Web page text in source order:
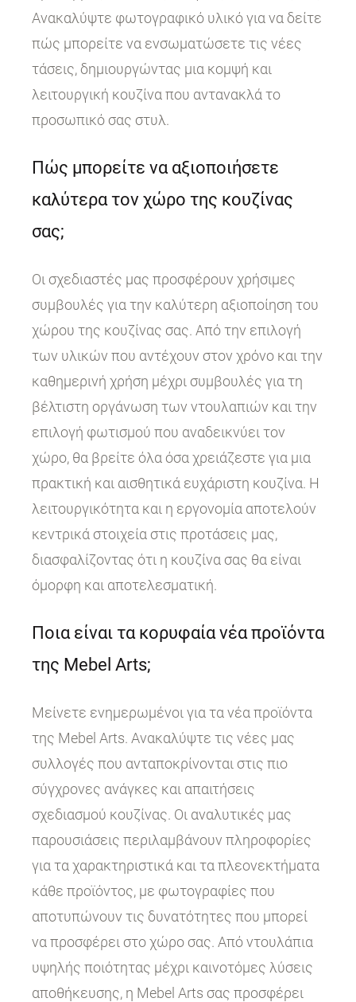
Ανακαλύψτε φωτογραφικό υλικό για να δείτε
πώς μπορείτε να ενσωματώσετε τις νέες
τάσεις, δημιουργώντας μια κομψή και
λειτουργική κουζίνα που αντανακλά το
προσωπικό σας στυλ.
Πώς μπορείτε να αξιοποιήσετε
καλύτερα τον χώρο της κουζίνας
σας;
Οι σχεδιαστές μας προσφέρουν χρήσιμες
συμβουλές για την καλύτερη αξιοποίηση του
χώρου της κουζίνας σας. Από την επιλογή
των υλικών που αντέχουν στον χρόνο και την
καθημερινή χρήση μέχρι συμβουλές για τη
βέλτιστη οργάνωση των ντουλαπιών και την
επιλογή φωτισμού που αναδεικνύει τον
χώρο, θα βρείτε όλα όσα χρειάζεστε για μια
πρακτική και αισθητικά ευχάριστη κουζίνα. Η
λειτουργικότητα και η εργονομία αποτελούν
κεντρικά στοιχεία στις προτάσεις μας,
διασφαλίζοντας ότι η κουζίνα σας θα είναι
όμορφη και αποτελεσματική.
Ποια είναι τα κορυφαία νέα προϊόντα
της Mebel Arts;
Μείνετε ενημερωμένοι για τα νέα προϊόντα
της Mebel Arts. Ανακαλύψτε τις νέες μας
συλλογές που ανταποκρίνονται στις πιο
σύγχρονες ανάγκες και απαιτήσεις
σχεδιασμού κουζίνας. Οι αναλυτικές μας
παρουσιάσεις περιλαμβάνουν πληροφορίες
για τα χαρακτηριστικά και τα πλεονεκτήματα
κάθε προϊόντος, με φωτογραφίες που
αποτυπώνουν τις δυνατότητες που μπορεί
να προσφέρει στο χώρο σας. Από ντουλάπια
υψηλής ποιότητας μέχρι καινοτόμες λύσεις
αποθήκευσης, η Mebel Arts σας προσφέρει